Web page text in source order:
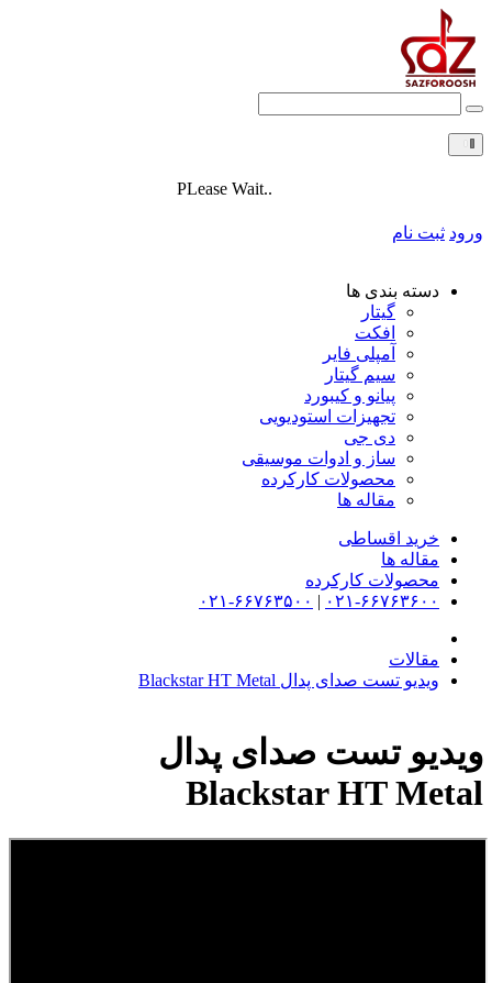
PLease Wait..
ورود ثبت نام
دسته بندی ها
گیتار
افکت
آمپلی فایر
سیم گیتار
پیانو و کیبورد
تجهیزات استودیویی
دی جی
ساز و ادوات موسیقی
محصولات کارکرده
مقاله ها
خرید اقساطی
مقاله ها
محصولات کارکرده
۰۲۱-۶۶۷۶۳۶۰۰ | ۰۲۱-۶۶۷۶۳۵۰۰
مقالات
ویدیو تست صدای پدال Blackstar HT Metal
ویدیو تست صدای پدال
Blackstar HT Metal